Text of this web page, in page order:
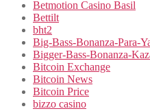
Betmotion Casino Basil
Bettilt
bht2
Big-Bass-Bonanza-Para-
Bigger-Bass-Bonanza-
Bitcoin Exchange
Bitcoin News
Bitcoin Price
bizzo casino